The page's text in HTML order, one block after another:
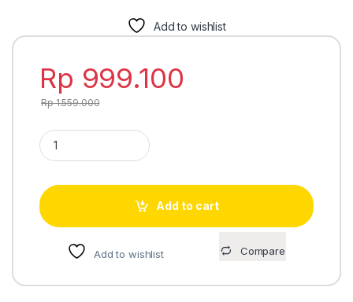
Add to wishlist
Rp 999.100
Rp1.559.000
Casio G-Shock DW-6900-1 quantity
Add to cart
Add to wishlist Compare